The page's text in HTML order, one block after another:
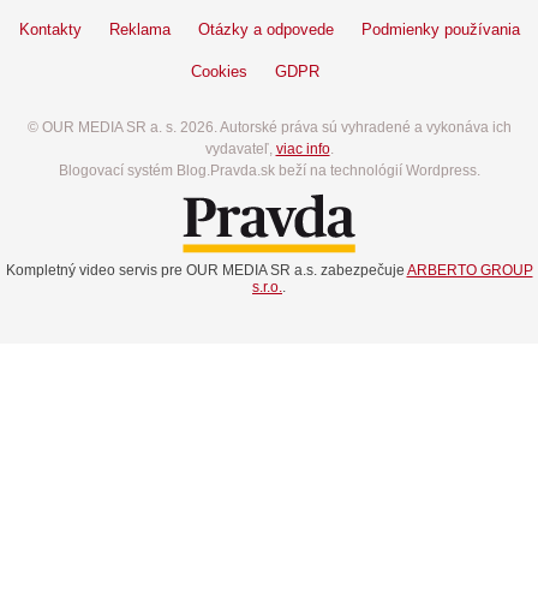
Kontakty Reklama Otázky a odpovede Podmienky používania
Cookies GDPR
© OUR MEDIA SR a. s. 2026. Autorské práva sú vyhradené a vykonáva ich
vydavateľ, viac info.
Blogovací systém Blog.Pravda.sk beží na technológií Wordpress.
Kompletný video servis pre OUR MEDIA SR a.s. zabezpečuje ARBERTO GROUP
s.r.o..